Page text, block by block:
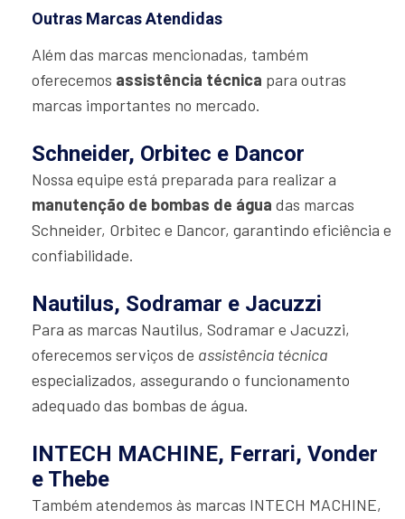
Outras Marcas Atendidas
Além das marcas mencionadas, também
oferecemos assistência técnica para outras
marcas importantes no mercado.
Schneider, Orbitec e Dancor
Nossa equipe está preparada para realizar a
manutenção de bombas de água das marcas
Schneider, Orbitec e Dancor, garantindo eficiência e
confiabilidade.
Nautilus, Sodramar e Jacuzzi
Para as marcas Nautilus, Sodramar e Jacuzzi,
oferecemos serviços de assistência técnica
especializados, assegurando o funcionamento
adequado das bombas de água.
INTECH MACHINE, Ferrari, Vonder
e Thebe
Também atendemos às marcas INTECH MACHINE,